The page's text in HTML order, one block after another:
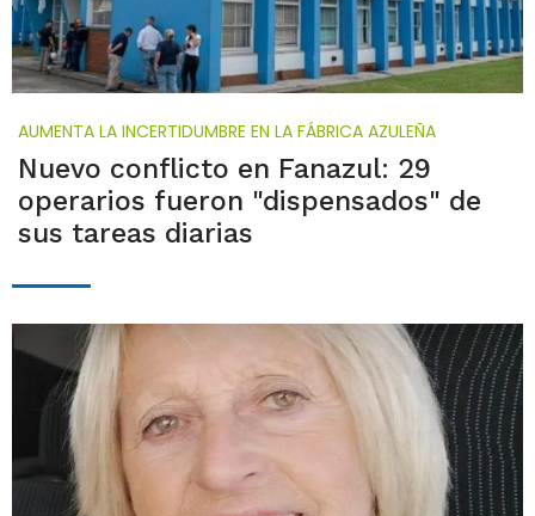
AUMENTA LA INCERTIDUMBRE EN LA FÁBRICA AZULEÑA
Nuevo conflicto en Fanazul: 29
operarios fueron "dispensados" de
sus tareas diarias